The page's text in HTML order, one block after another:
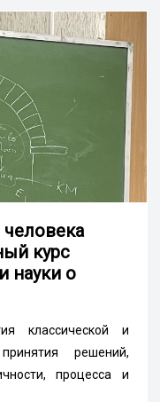
курс
науки о
классической и
решений,
процесса и